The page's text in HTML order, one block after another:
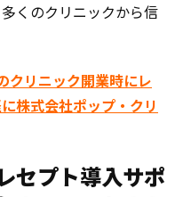
くのクリニックから信
クリニック開業時にレ
株式会社ポップ・クリ
セプト導入サポ